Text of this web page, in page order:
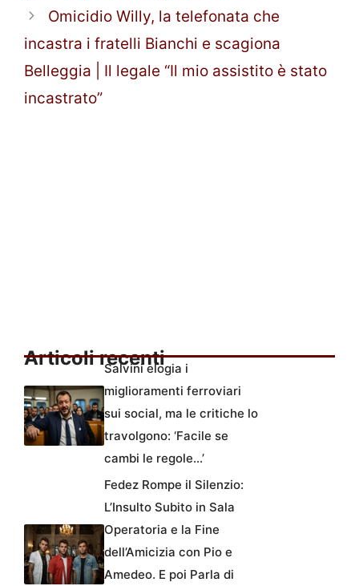
Omicidio Willy, la telefonata che
incastra i fratelli Bianchi e scagiona
Belleggia | Il legale “Il mio assistito è stato
incastrato”
Articoli recenti
Salvini elogia i
miglioramenti ferroviari
sui social, ma le critiche lo
travolgono: ‘Facile se
cambi le regole…’
Fedez Rompe il Silenzio:
L’Insulto Subito in Sala
Operatoria e la Fine
dell’Amicizia con Pio e
Amedeo. E poi Parla di